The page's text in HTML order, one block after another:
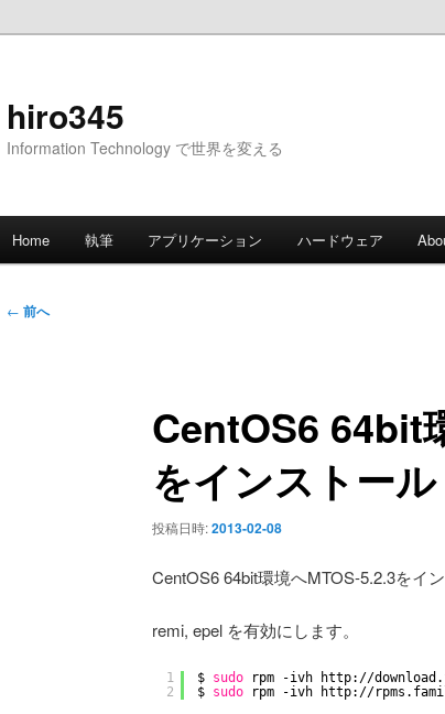
hiro345
Information Technology で世界を変える
Home 執筆 アプリケーション ハードウェア
投
← 前へ
CentOS6 64bit
をインストール
投稿日時:2013-02-08
CentOS6 64bit環境へMTOS-5.2.3をイ
remi, epel を有効にします。
1
2
$ sudo rpm -ivh http: //download
$ sudo rpm -ivh http: //rpms